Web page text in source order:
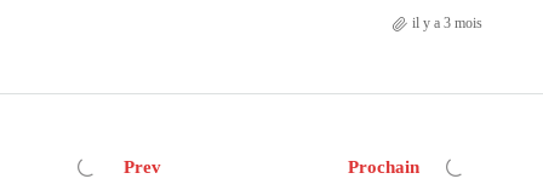
il y a 3 mois
Prev Prochain